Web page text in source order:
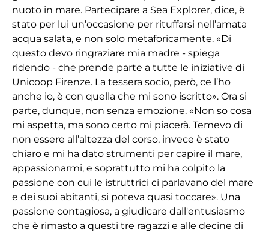
nuoto in mare. Partecipare a Sea Explorer, dice, è
stato per lui un’occasione per rituffarsi nell’amata
acqua salata, e non solo metaforicamente. «Di
questo devo ringraziare mia madre - spiega
ridendo - che prende parte a tutte le iniziative di
Unicoop Firenze. La tessera socio, però, ce l’ho
anche io, è con quella che mi sono iscritto». Ora si
parte, dunque, non senza emozione. «Non so cosa
mi aspetta, ma sono certo mi piacerà. Temevo di
non essere all’altezza del corso, invece è stato
chiaro e mi ha dato strumenti per capire il mare,
appassionarmi, e soprattutto mi ha colpito la
passione con cui le istruttrici ci parlavano del mare
e dei suoi abitanti, si poteva quasi toccare». Una
passione contagiosa, a giudicare dall'entusiasmo
che è rimasto a questi tre ragazzi e alle decine di